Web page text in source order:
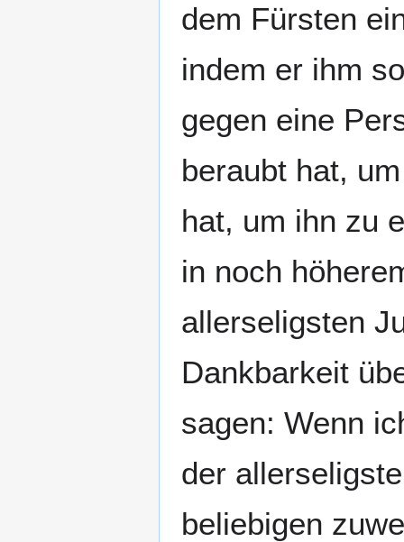
dem Fürsten
indem er ihm
gegen eine
beraubt hat,
hat, um ihn zu
in noch
allerseligsten
Dankbarkeit
sagen: Wenn
der
beliebigen